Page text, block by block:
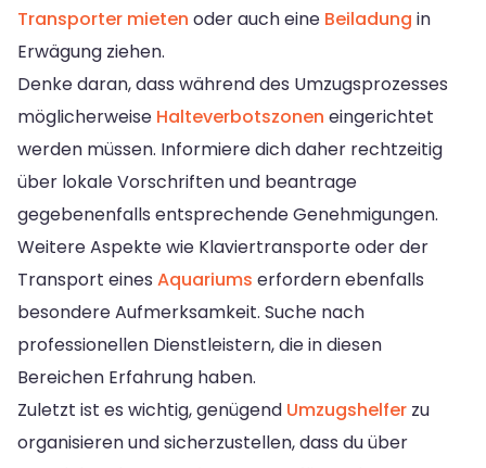
Transporter mieten oder auch eine Beiladung in
Erwägung ziehen.
Denke daran, dass während des Umzugsprozesses
möglicherweise Halteverbotszonen eingerichtet
werden müssen. Informiere dich daher rechtzeitig
über lokale Vorschriften und beantrage
gegebenenfalls entsprechende Genehmigungen.
Weitere Aspekte wie Klaviertransporte oder der
Transport eines Aquariums erfordern ebenfalls
besondere Aufmerksamkeit. Suche nach
professionellen Dienstleistern, die in diesen
Bereichen Erfahrung haben.
Zuletzt ist es wichtig, genügend Umzugshelfer zu
organisieren und sicherzustellen, dass du über